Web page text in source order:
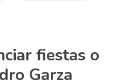
fiestas o
Garza